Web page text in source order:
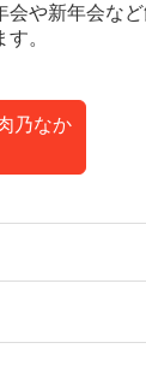
や新年会な
。
乃なか